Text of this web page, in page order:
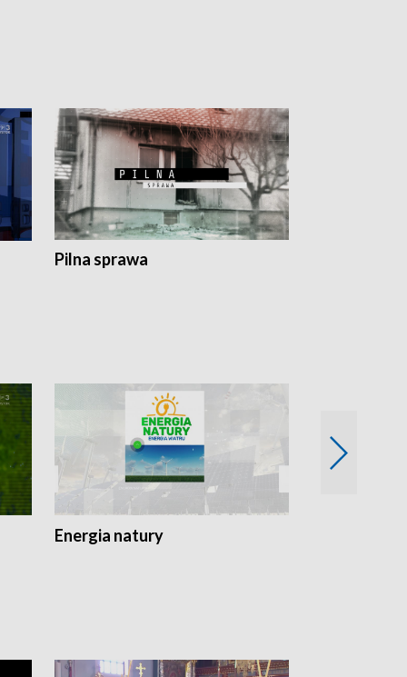
Pilna sprawa
Energia natury